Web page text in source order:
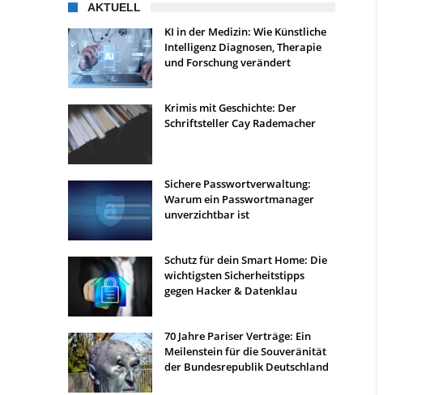
AKTUELL
KI in der Medizin: Wie Künstliche
Intelligenz Diagnosen, Therapie
und Forschung verändert
Krimis mit Geschichte: Der
Schriftsteller Cay Rademacher
Sichere Passwortverwaltung:
Warum ein Passwortmanager
unverzichtbar ist
Schutz für dein Smart Home: Die
wichtigsten Sicherheitstipps
gegen Hacker & Datenklau
70 Jahre Pariser Verträge: Ein
Meilenstein für die Souveränität
der Bundesrepublik Deutschland